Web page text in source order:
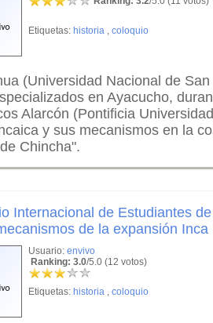
Etiquetas: historia , coloquio
(Universidad Nacional de
en Ayacucho,
Alarcón (Pontificia
y sus mecanismos en la
Chincha".
Internacional de Estudiantes
de la expansión Inca
Usuario: envivo
Ranking: 3.0/5.0 (12 votos)
Etiquetas: historia , coloquio